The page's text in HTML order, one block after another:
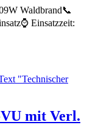
Waldbrand📞
Einsatzzeit:
mit Verl.